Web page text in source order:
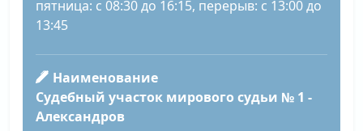
пятница: с 08:30 до 16:15, перерыв: с 13:00 до
13:45
Наименование
Судебный участок мирового судьи № 1 -
Александров